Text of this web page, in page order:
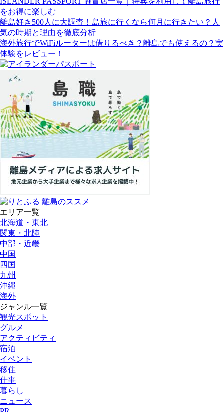
をお得に楽しむ
離島好き500人に大調査！島旅に行くなら何月に行きたい？人
気の時期と理由を徹底分析
海外旅行でWiFiルーターは借りるべき？離島でも使えるの？実
体験をレビュー！
エリア一覧
北海道・東北
関東・北陸
中部・近畿
中国
四国
九州
沖縄
海外
ジャンル一覧
観光スポット
グルメ
アクティビティ
宿泊
イベント
移住
仕事
暮らし
ニュース